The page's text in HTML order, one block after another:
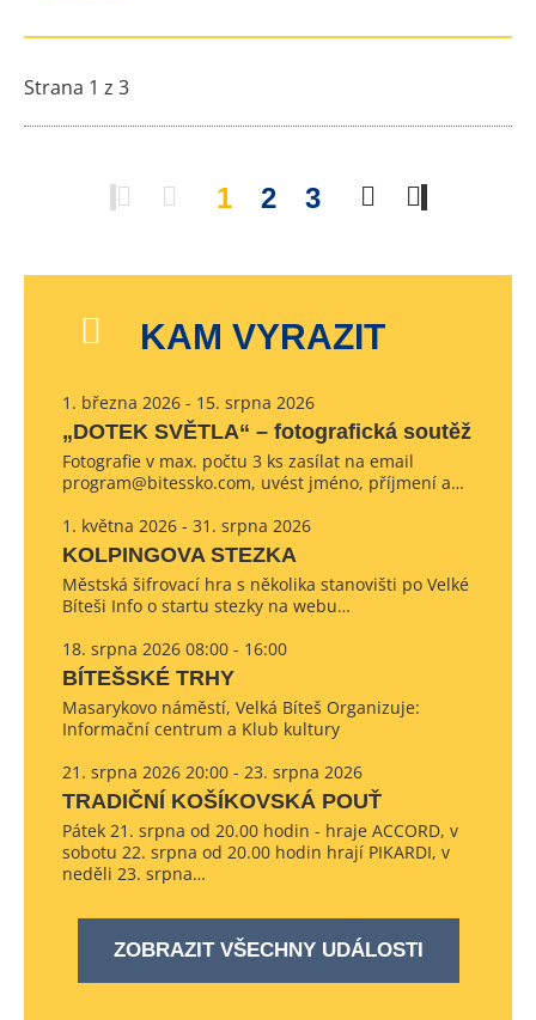
Strana 1 z 3
1 2 3
KAM VYRAZIT
1. března 2026 - 15. srpna 2026
„DOTEK SVĚTLA“ – fotografická soutěž
Fotografie v max. počtu 3 ks zasílat na email
program@bitessko.com, uvést jméno, příjmení a…
1. května 2026 - 31. srpna 2026
KOLPINGOVA STEZKA
Městská šifrovací hra s několika stanovišti po Velké
Bíteši Info o startu stezky na webu…
18. srpna 2026 08:00 - 16:00
BÍTEŠSKÉ TRHY
Masarykovo náměstí, Velká Bíteš Organizuje:
Informační centrum a Klub kultury
21. srpna 2026 20:00 - 23. srpna 2026
TRADIČNÍ KOŠÍKOVSKÁ POUŤ
Pátek 21. srpna od 20.00 hodin - hraje ACCORD, v
sobotu 22. srpna od 20.00 hodin hrají PIKARDI, v
neděli 23. srpna…
ZOBRAZIT VŠECHNY UDÁLOSTI